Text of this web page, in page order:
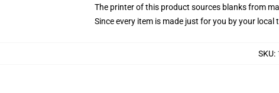
The printer of this product sources blanks from
Since every item is made just for you by your
SKU: